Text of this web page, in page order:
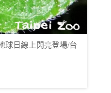
球日線上閃亮登場/台